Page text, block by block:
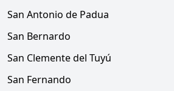
San Antonio de Padua
San Bernardo
San Clemente del Tuyú
San Fernando